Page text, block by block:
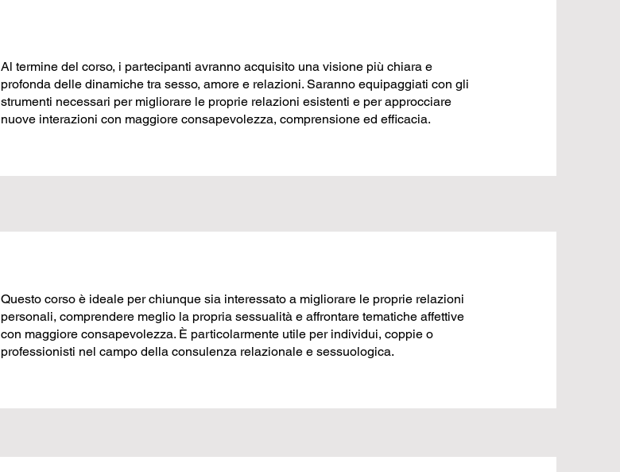
Al termine del corso, i partecipanti avranno acquisito una visione più chiara e
profonda delle dinamiche tra sesso, amore e relazioni. Saranno equipaggiati con gli
strumenti necessari per migliorare le proprie relazioni esistenti e per approcciare
nuove interazioni con maggiore consapevolezza, comprensione ed efficacia.
Questo corso è ideale per chiunque sia interessato a migliorare le proprie relazioni
personali, comprendere meglio la propria sessualità e affrontare tematiche affettive
con maggiore consapevolezza. È particolarmente utile per individui, coppie o
professionisti nel campo della consulenza relazionale e sessuologica.